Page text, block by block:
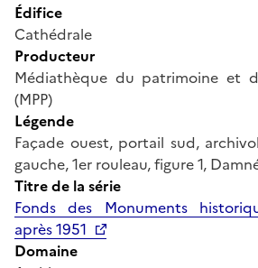
Édifice
Cathédrale
Producteur
Médiathèque du patrimoine et
(MPP)
Légende
Façade ouest, portail sud,
gauche, 1er rouleau, figure 1,
Titre de la série
Fonds des Monuments
après 1951
Domaine